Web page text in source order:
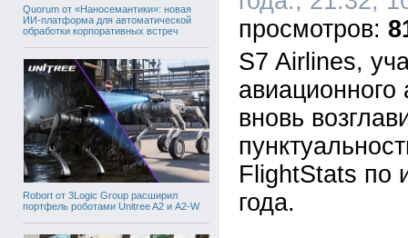
Quorum от «Наносемантики»: новая
ИИ-платформа для автоматической
обработки корпоративных встреч
Robort от 3Logic Group расширил
портфель роботами Unitree A2 и A2-W
S7 Airlines,
вновь
FlightStats по
года.